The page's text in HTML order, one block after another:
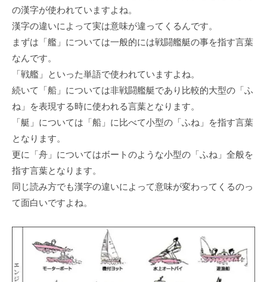
の漢字が使われていますよね。
漢字の違いによって実は意味が違ってくるんです。
まずは「艦」については⼀般的には戦闘艦艇の事を指す⾔葉
なんです。
「戦艦」といった単語で使われていますよね。
続いて「船」については⾮戦闘艦艇であり⽐較的⼤型の「ふ
ね」を表現する時に使われる⾔葉となります。
「艇」については「船」に⽐べて⼩型の「ふね」を指す⾔葉
となります。
更に「⾈」についてはボートのような⼩型の「ふね」全般を
指す⾔葉となります。
同じ読み⽅でも漢字の違いによって意味が変わってくるのっ
て⾯⽩いですよね。